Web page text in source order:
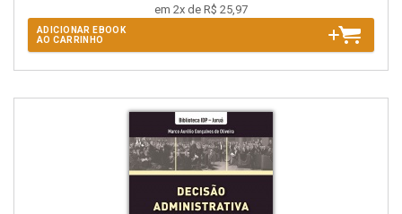
em 2x de R$ 25,97
ADICIONAR EBOOK
AO CARRINHO